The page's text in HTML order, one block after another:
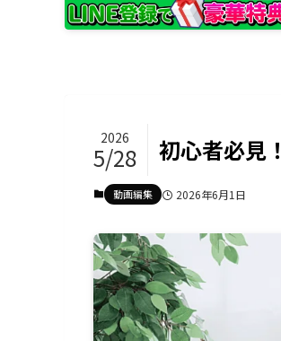
初心者必見
2026
5/28
動画編集 2026年6月1日